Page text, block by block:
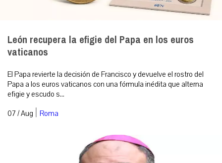
León recupera la efigie del Papa en los euros
vaticanos
El Papa revierte la decisión de Francisco y devuelve el rostro del
Papa a los euros vaticanos con una fórmula inédita que alterna
efigie y escudo s...
07 / Aug | Roma